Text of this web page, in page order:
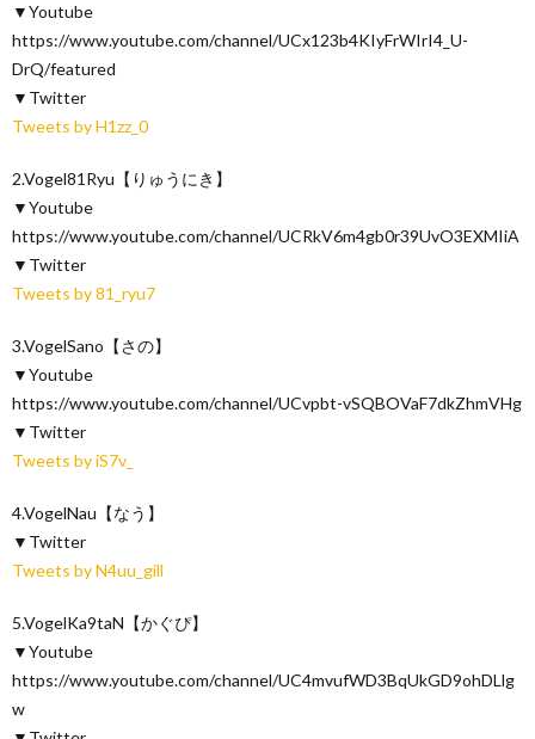
▼Youtube
https://www.youtube.com/channel/UCx123b4KIyFrWIrI4_U-
DrQ/featured
▼Twitter
Tweets by H1zz_0
2.Vogel81Ryu【りゅうにき】
▼Youtube
https://www.youtube.com/channel/UCRkV6m4gb0r39UvO3EXMIiA
▼Twitter
Tweets by 81_ryu7
3.VogelSano【さの】
▼Youtube
https://www.youtube.com/channel/UCvpbt-vSQBOVaF7dkZhmVHg
▼Twitter
Tweets by iS7v_
4.VogelNau【なう】
▼Twitter
Tweets by N4uu_gill
5.VogelKa9taN【かぐぴ】
▼Youtube
https://www.youtube.com/channel/UC4mvufWD3BqUkGD9ohDLlg
w